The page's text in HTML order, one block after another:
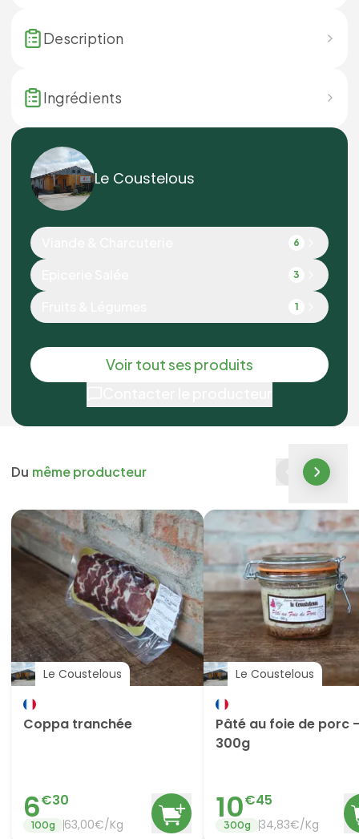
Description
Ingrédients
Le Coustelous
6
3
1
Voir tout ses produits
Du même producteur
Le Coustelous
Coppa tranchée
6€30
100g 63,00€/Kg
Le Coustelous
Pâté au foie de porc -
300g
10€45
300g 34,83€/Kg